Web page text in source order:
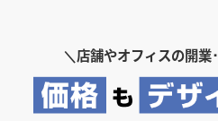
＼店舗やオフィスの開